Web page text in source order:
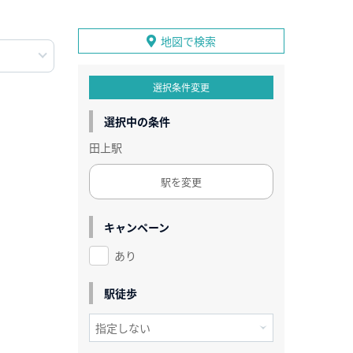
地図で検索
選択条件変更
選択中の条件
田上駅
駅を変更
キャンペーン
あり
駅徒歩